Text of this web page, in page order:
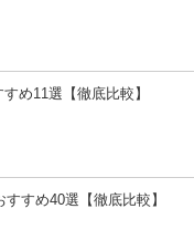
め11選【徹底比較】
すめ40選【徹底比較】